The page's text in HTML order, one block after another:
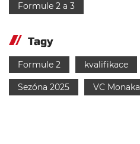
Formule 2 a 3
Tagy
Formule 2 kvalifikace
Sezóna 2025 VC Monaka